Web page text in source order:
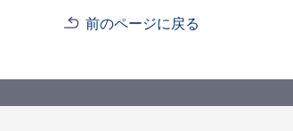
前のページに戻る